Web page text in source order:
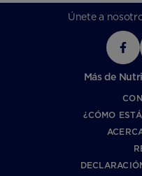
Únete a
Más de
¿CÓMO